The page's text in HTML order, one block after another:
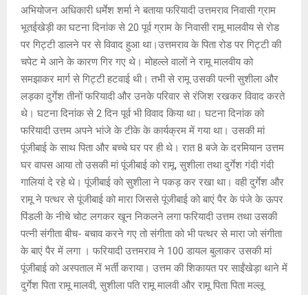
अभियोजन अधिकारी धर्मेश शर्मा ने बताया फरियादी उत्तमराव निवासी ग्राम
भूतईखेड़ी का घटना दिनांक से 20 पूर्व ग्राम के निवासी रामू मालवीय से रोड
पर गिट्टी डालने पर से विवाद हुआ था।उत्तमराव के पिता रोड पर गिट्टी की
चपेट मे आने के कारण गिर गए थे। मोहल्ले वालों ने रामू मालवीय को
समझाकर मार्ग से गिट्टी हटवाई थी। तभी से रामू उसकी पत्नी सुशीला और
लड़का दुर्गेश तीनों फरियादी और उनके परिवार से रंजिश रखकर विवाद करते
थे। घटना दिनांक से 2 दिन पूर्व भी विवाद किया था। घटना दिनांक को
फरियादी उत्तम अपने भांजे के टीके के कार्यक्रम में गया था। उसकी मां
पूंजीबाई के साथ पिता और बच्चे घर पर ही थे। रात 8 बजे के दरमियान उत्तम
घर वापस आया तो उसकी मां पूंजीबाई को रामू, सुशीला तथा दुर्गेश गंदी गंदी
गालियां दे रहे थे। पूंजीबाई को सुशीला ने पकड़ कर रखा था। वही दुर्गेश और
रामू ने पत्थर से पूंजीबाई को मारा जिससे पूंजीबाई को बाएं पैर के पंजे के ऊपर
पिंडली के नीचे चोट लगकर खून निकलने लगा फरियादी उत्तम तथा उसकी
पत्नी संगीता बीच- बचाव करने गए तो संगीता को भी पत्थर से मारा जो संगीता
के बाएं पैर में लगा । फरियादी उत्तमराव ने 100 डायल बुलाकर उसकी मां
पूंजीबाई को अस्पताल में भर्ती कराया। उत्तम की शिकायत पर साईंखेड़ा थाने में
दुर्गेश पिता रामू मालवी, सुशीला पति रामू मालवी और रामू पिता पिता मल्लू